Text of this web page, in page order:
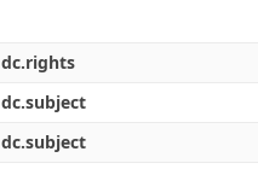
dc.rights
dc.subject
dc.subject